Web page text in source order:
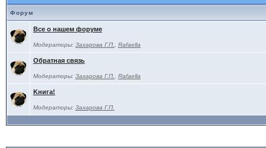
Форум
Все о нашем форуме
Модераторы: Захарова Г.П. Rafaella
Обратная связь
Модераторы: Захарова Г.П. Rafaella
Kнига!
Модераторы: Захарова Г.П.